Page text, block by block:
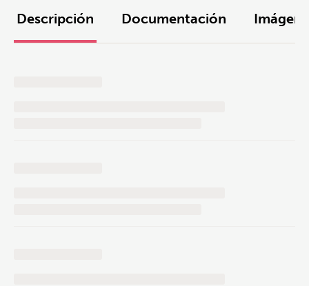
Descripción Documentación